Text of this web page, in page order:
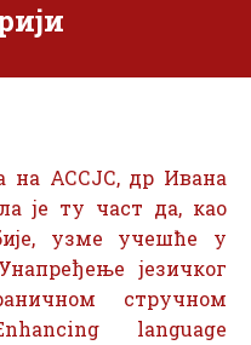
на АССЈС, др Ивана
је ту част да, као
узме учешће у
језичког
стручном
language